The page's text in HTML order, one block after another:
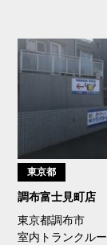
東京都
調布富士見町店
東京都調布市
室内トランクル